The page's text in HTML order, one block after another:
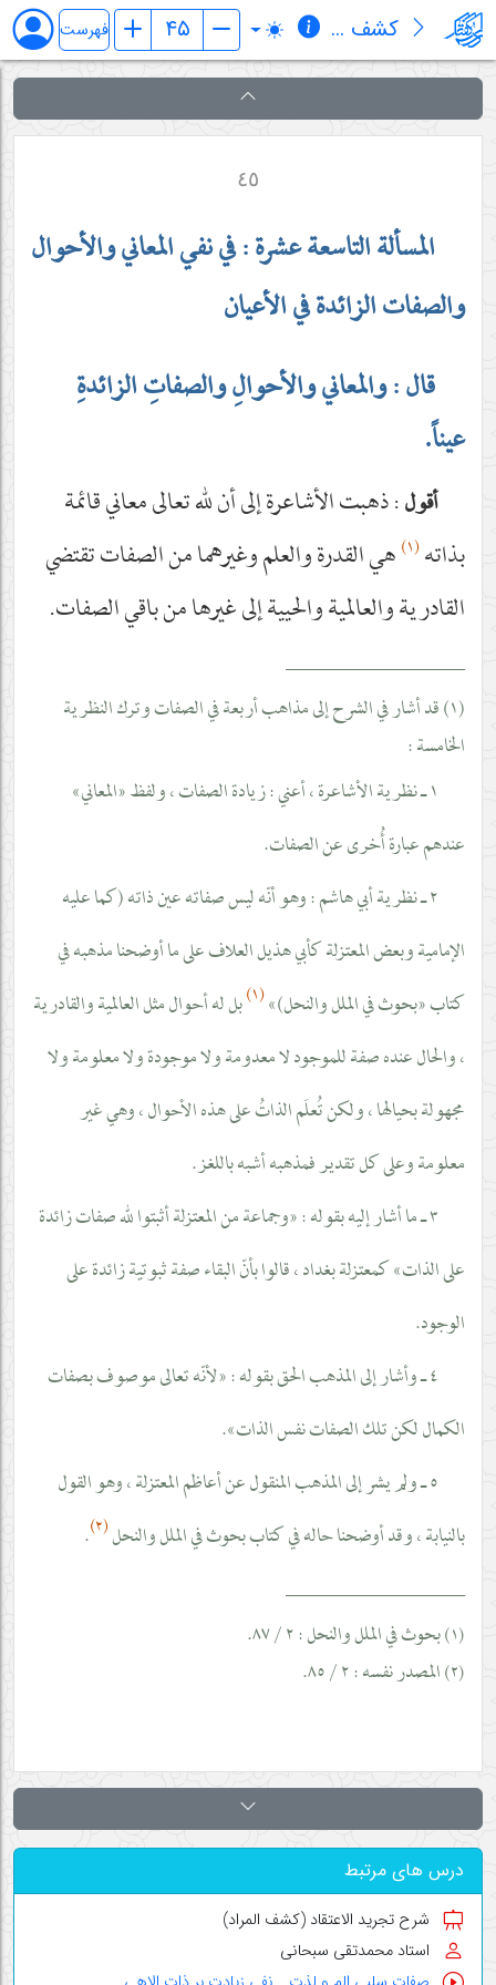
کشف المراد في شرح تجرید الإعتقاد (قسم الإلهیات) فهرست
٤٥
المسألة التاسعة عشرة : في نفي المعاني والأحوال
والصفات الزائدة في الأعيان
قال : والمعاني والأحوالِ والصفاتِ الزائدةِ
عيناً.
أقول: ذهبت الأشاعرة إلى أن لله تعالى معاني قائمة
بذاته(١) هي القدرة والعلم وغيرهما من الصفات تقتضي
القادرية والعالمية والحيية إلى غيرها من باقي الصفات.
__________________
(١) قد أشار في الشرح إلى مذاهب أربعة في الصفات وترك النظرية
الخامسة :
١ ـ نظرية الأشاعرة ، أعني : زيادة الصفات ، ولفظ «المعاني»
عندهم عبارة أُخرى عن الصفات.
٢ ـ نظرية أبي هاشم : وهو أنّه ليس صفاته عين ذاته (كما عليه
الإمامية وبعض المعتزلة كأبي هذيل العلاف على ما أوضحنا مذهبه في
كتاب «بحوث في الملل والنحل)»(١) بل له أحوال مثل العالمية والقادرية
، والحال عنده صفة للموجود لا معدومة ولا موجودة ولا معلومة ولا
مجهولة بحيالها ، ولكن تُعلَم الذاتُ على هذه الأحوال ، وهي غير
معلومة وعلى كل تقدير فمذهبه أشبه باللغز.
٣ ـ ما أشار إليه بقوله : «وجماعة من المعتزلة أثبتوا لله صفات زائدة
على الذات» كمعتزلة بغداد ، قالوا بأنّ البقاء صفة ثبوتية زائدة على
الوجود.
٤ ـ وأشار إلى المذهب الحق بقوله : «لأنّه تعالى موصوف بصفات
الكمال لكن تلك الصفات نفس الذات».
٥ ـ ولم يشر إلى المذهب المنقول عن أعاظم المعتزلة ، وهو القول
بالنيابة ، وقد أوضحنا حاله في كتاب بحوث في الملل والنحل(٢) .
__________________
(١) بحوث في الملل والنحل : ٢ / ٨٧.
(٢) المصدر نفسه : ٢ / ٨٥.
درس های مرتبط
شرح تجرید الاعتقاد (کشف المراد)
استاد محمدتقی سبحانی